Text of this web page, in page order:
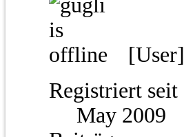
[User]
Registriert seit
May 2009